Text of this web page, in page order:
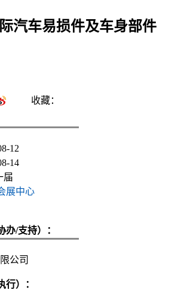
汽车易损件及车身部件
收藏：
12
14
届
展中心
办/支持）：
公司
行）：